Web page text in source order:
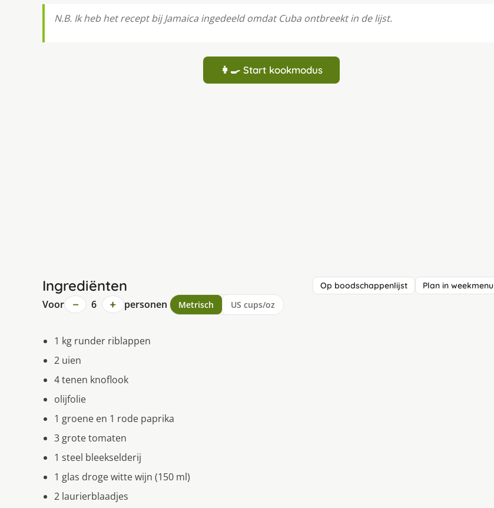
N.B. Ik heb het recept bij Jamaica ingedeeld omdat Cuba ontbreekt in de lijst.
👩‍🍳 Start kookmodus
Ingrediënten Op boodschappenlijst Plan in weekmenu
Voor − 6 + personen Metrisch US cups/oz
1 kg runder riblappen
2 uien
4 tenen knoflook
olijfolie
1 groene en 1 rode paprika
3 grote tomaten
1 steel bleekselderij
1 glas droge witte wijn (150 ml)
2 laurierblaadjes